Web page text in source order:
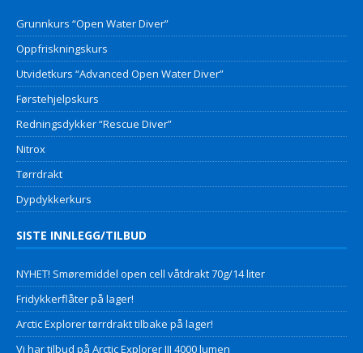
Grunnkurs “Open Water Diver”
Oppfriskningskurs
Utvidetkurs “Advanced Open Water Diver”
Førstehjelpskurs
Redningsdykker “Rescue Diver”
Nitrox
Tørrdrakt
Dypdykkerkurs
SISTE INNLEGG/TILBUD
NYHET! Smøremiddel open cell våtdrakt 70g/14 liter
Fridykkerflåter på lager!
Arctic Explorer tørrdrakt tilbake på lager!
Vi har tilbud på Arctic Explorer III 4000 lumen